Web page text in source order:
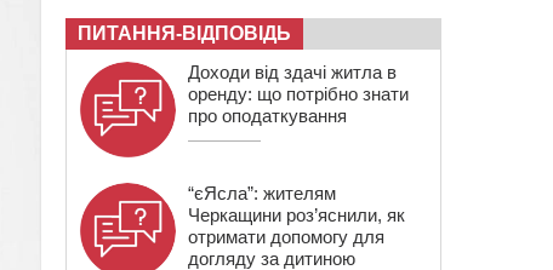
ПИТАННЯ-ВІДПОВІДЬ
Доходи від здачі житла в
оренду: що потрібно знати
про оподаткування
“єЯсла”: жителям
Черкащини роз’яснили, як
отримати допомогу для
догляду за дитиною